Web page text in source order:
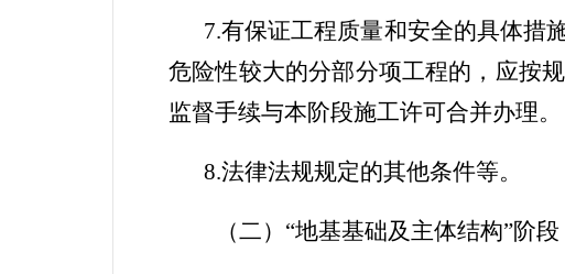
7.有保证工程质量和安全的具体措
危险性较大的分部分项工程的，应按
监督手续与本阶段施工许可合并办理。
8.法律法规规定的其他条件等。
（二） “地基基础及 主体结构”阶段